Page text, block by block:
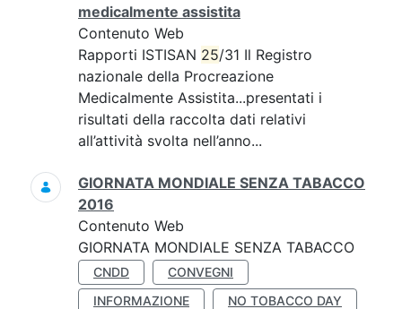
medicalmente assistita
Contenuto Web
Rapporti ISTISAN 25/31 Il Registro
nazionale della Procreazione
Medicalmente Assistita...presentati i
risultati della raccolta dati relativi
all’attività svolta nell’anno...
GIORNATA MONDIALE SENZA TABACCO
2016
Contenuto Web
GIORNATA MONDIALE SENZA TABACCO
CNDD
CONVEGNI
INFORMAZIONE
NO TOBACCO DAY